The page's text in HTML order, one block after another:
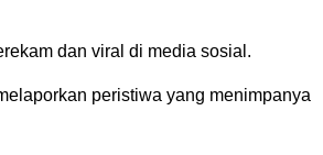
dan viral di media sosial.
peristiwa yang menimpanya